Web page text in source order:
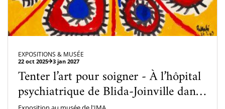
EXPOSITIONS & MUSÉE
22 oct 2025 3 jan 2027
Tenter l’art pour soigner - À l’hôpital
psychiatrique de Blida-Joinville dans